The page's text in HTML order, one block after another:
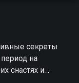
секреты
на
снастях и